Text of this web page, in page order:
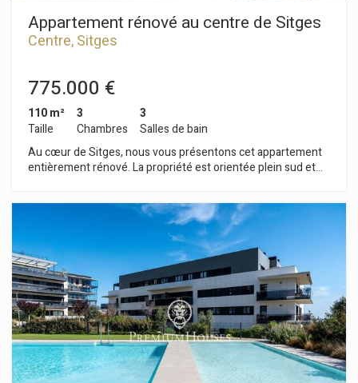
Appartement rénové au centre de Sitges
Centre, Sitges
775.000 €
110 m²
Taille
3
Chambres
3
Salles de bain
Au cœur de Sitges, nous vous présentons cet appartement
entièrement rénové. La propriété est orientée plein sud et
terrasse. Attenante, une cuisine américaine s'ouvre
également sur cette terrasse. L'espace nuit comprend trois
chambres doubles, dont deux avec salle de bains privative.
Une salle de bains complète dessert la troisième chambre et
le reste de l'appartement. Situé en plein centre-ville de
Sitges, cet appartement bénéficie d'un emplacement idéal, à
proximité de toutes les commodités et de la plage. Le centre
de Sitges est animé toute l'année, parfait pour profiter des
festivités locales.